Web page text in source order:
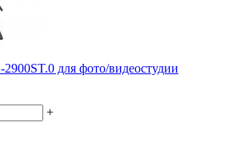
для фото/видеостудии
+